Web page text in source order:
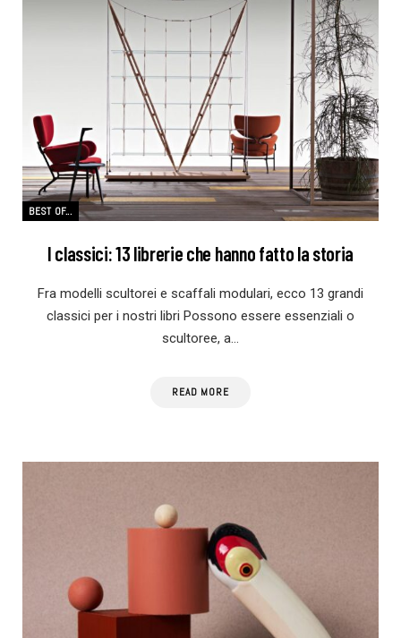
BEST OF...
I classici: 13 librerie che hanno fatto la storia
Fra modelli scultorei e scaffali modulari, ecco 13 grandi
classici per i nostri libri Possono essere essenziali o
scultoree, a…
READ MORE